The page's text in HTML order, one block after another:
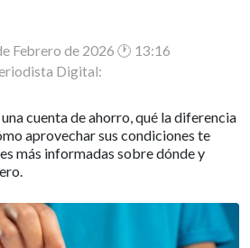
Febrero de 2026 🕐 13:16
Digital:
cuenta de ahorro, qué la diferencia
aprovechar sus condiciones te
más informadas sobre dónde y